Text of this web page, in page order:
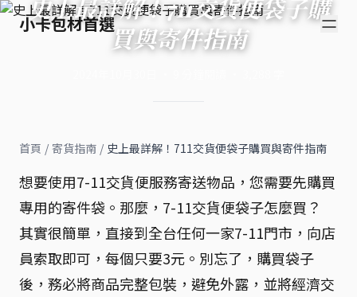
小卡包材首選
史上最詳解！711交貨便袋子購
買與寄件指南
首頁 / 寄貨指南 / 史上最詳解！711交貨便袋子購買與寄件指南
想要使用7-11交貨便服務寄送物品，您需要先購買
專用的寄件袋。那麼，7-11交貨便袋子怎麼買？
其實很簡單，直接到全台任何一家7-11門市，向店
員索取即可，每個只要3元。別忘了，購買袋子
後，務必將商品完整包裝，避免外露，並將經濟交